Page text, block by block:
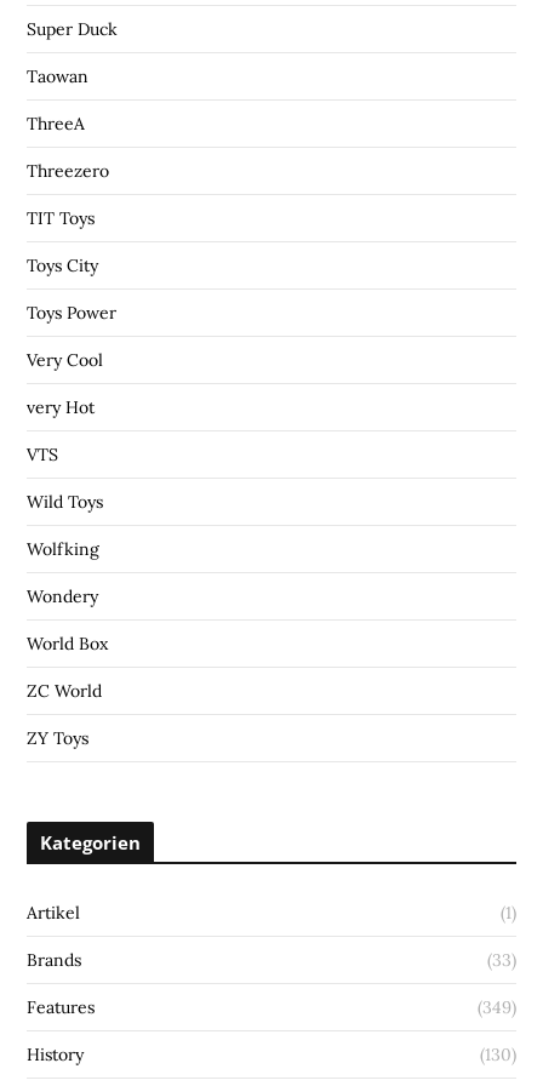
Super Duck
Taowan
ThreeA
Threezero
TIT Toys
Toys City
Toys Power
Very Cool
very Hot
VTS
Wild Toys
Wolfking
Wondery
World Box
ZC World
ZY Toys
Kategorien
Artikel (1)
Brands (33)
Features (349)
History (130)